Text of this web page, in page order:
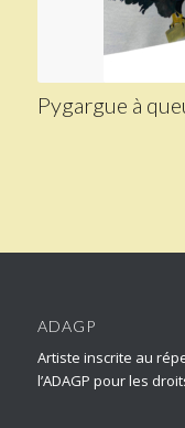
Pygargue à
ADAGP
Artiste inscrite au
l’ADAGP pour les